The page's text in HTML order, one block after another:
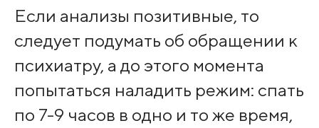
Если анализы позитивные, то
следует подумать об обращении к
психиатру, а до этого момента
попытаться наладить режим: спать
по 7-9 часов в одно и то же время,